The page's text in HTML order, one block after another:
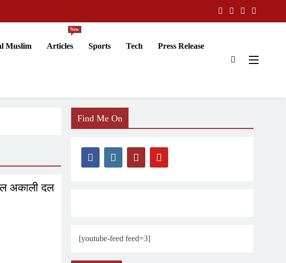
Muslim Articles
New
Sports Tech Press Release
अकाली दल
Find Me On
[youtube-feed feed=3]